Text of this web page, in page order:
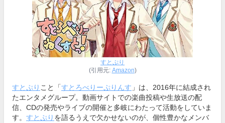
すとぷり
(引用元: Amazon)
すとぷり こと「すとろべりーぷりんす 」は、2016年に結成され
たエンタメグループ。動画サイトでの楽曲投稿や生放送の配
信、CDの発売やライブの開催と多岐にわたって活動をしていま
す。 すとぷり を語るうえで欠かせないのが、個性豊かなメンバ